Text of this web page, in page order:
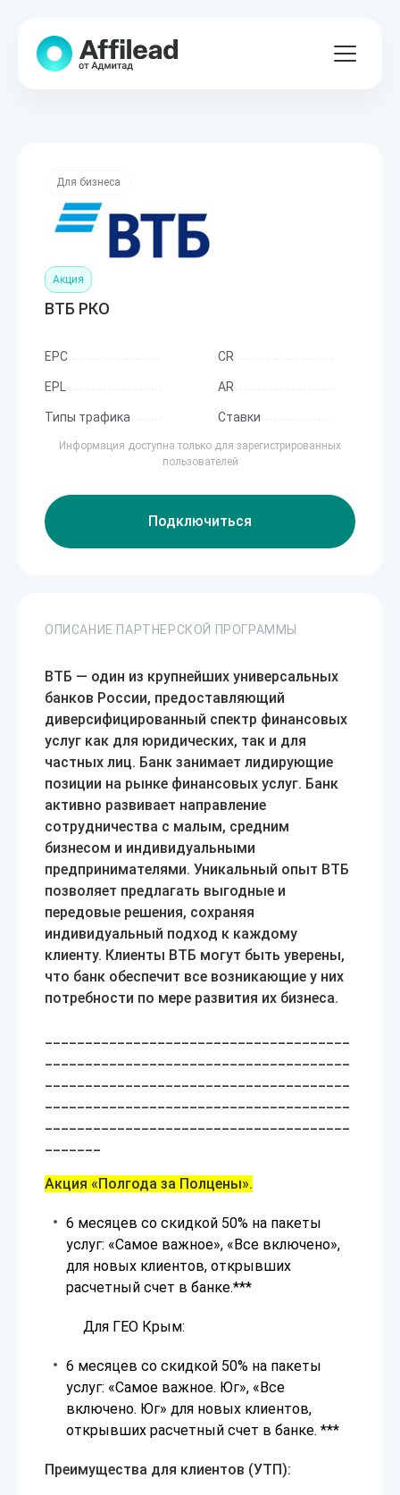
Для бизнеса
Акция
ВТБ РКО
EPC CR
EPL AR
Типы трафика Ставки
Информация доступна только для зарегистрированных
пользователей
Подключиться
ОПИСАНИЕ ПАРТНЕРСКОЙ ПРОГРАММЫ
ВТБ — один из крупнейших универсальных
банков России, предоставляющий
диверсифицированный спектр финансовых
услуг как для юридических, так и для
частных лиц. Банк занимает лидирующие
позиции на рынке финансовых услуг. Банк
активно развивает направление
сотрудничества с малым, средним
бизнесом и индивидуальными
предпринимателями. Уникальный опыт ВТБ
позволяет предлагать выгодные и
передовые решения, сохраняя
индивидуальный подход к каждому
клиенту. Клиенты ВТБ могут быть уверены,
что банк обеспечит все возникающие у них
потребности по мере развития их бизнеса.
Акция «Полгода за Полцены».
6 месяцев со скидкой 50% на пакеты
услуг: «Самое важное», «Все включено»,
для новых клиентов, открывших
расчетный счет в банке.***
Для ГЕО Крым:
6 месяцев со скидкой 50% на пакеты
услуг: «Самое важное. Юг», «Все
включено. Юг» для новых клиентов,
открывших расчетный счет в банке. ***
Преимущества для клиентов (УТП):